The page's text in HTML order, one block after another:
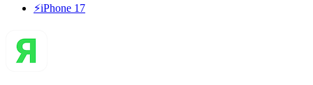
⚡️iPhone 17